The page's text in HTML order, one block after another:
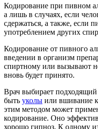
Кодирование при пивном
а лишь в случаях, если
сдержаться, а также, если
употреблением других
Кодирование от пивного
введении в организм
спиртному или вызывают
вновь будет принято.
Врач выбирает
быть уколы или вшивание
этим методом может
кодирование. Оно
хорошо гипноз. К одному